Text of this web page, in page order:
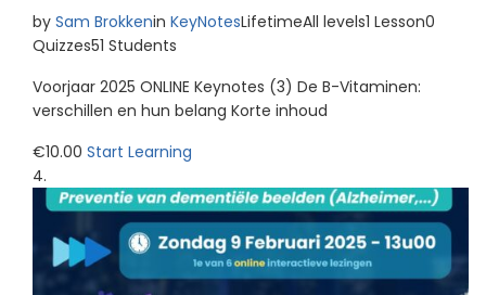
by Sam Brokkenin KeyNotesLifetimeAll levels1 Lesson0
Quizzes51 Students
Voorjaar 2025 ONLINE Keynotes (3) De B-Vitaminen:
verschillen en hun belang Korte inhoud
€10.00 Start Learning